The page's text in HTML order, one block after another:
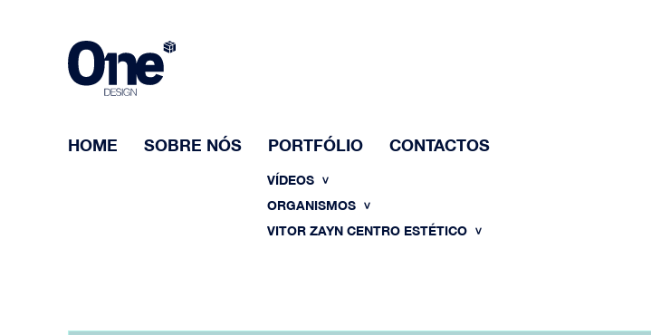
HOME SOBRE NÓS PORTFÓLIO CONTACTOS
VÍDEOS
ORGANISMOS
VITOR ZAYN CENTRO ESTÉTICO